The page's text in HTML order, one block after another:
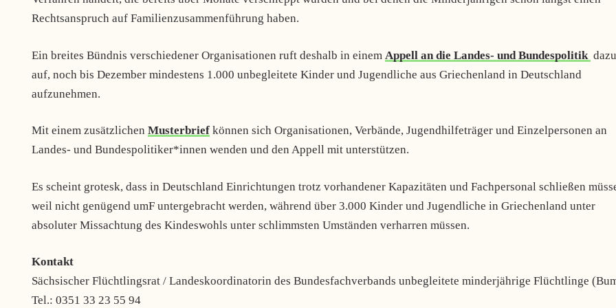
Rechtsanspruch auf Familienzusammenführung haben.
Ein breites Bündnis verschiedener Organisationen ruft deshalb in einem Appell an die Landes- und Bundespolitik dazu
auf, noch bis Dezember mindestens 1.000 unbegleitete Kinder und Jugendliche aus Griechenland in Deutschland
aufzunehmen.
Mit einem zusätzlichen Musterbrief können sich Organisationen, Verbände, Jugendhilfeträger und Einzelpersonen an
Landes- und Bundespolitiker*innen wenden und den Appell mit unterstützen.
Es scheint grotesk, dass in Deutschland Einrichtungen trotz vorhandener Kapazitäten und Fachpersonal schließen
weil nicht genügend umF untergebracht werden, während über 3.000 Kinder und Jugendliche in Griechenland unter
absoluter Missachtung des Kindeswohls unter schlimmsten Umständen verharren müssen.
Kontakt
Sächsischer Flüchtlingsrat / Landeskoordinatorin des Bundesfachverbands unbegleitete minderjährige Flüchtlinge
Tel.: 0351 33 23 55 94